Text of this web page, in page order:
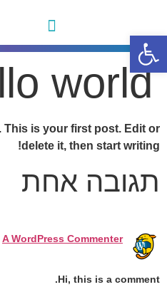
world!
This is your first post. Edit or
delete it, then start writing!
תגובה אחת
A WordPress Commenter
Hi, this is a comment.
פתח סרגל נגישות